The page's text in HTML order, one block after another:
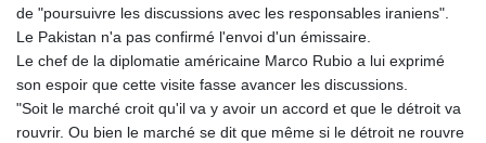
de "poursuivre les discussions avec les responsables iraniens".
Le Pakistan n'a pas confirmé l'envoi d'un émissaire.
Le chef de la diplomatie américaine Marco Rubio a lui exprimé
son espoir que cette visite fasse avancer les discussions.
"Soit le marché croit qu'il va y avoir un accord et que le détroit va
rouvrir. Ou bien le marché se dit que même si le détroit ne rouvre